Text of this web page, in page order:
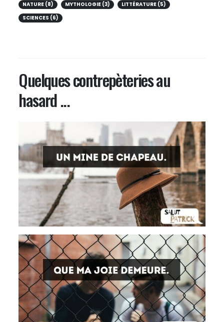
NATURE (8)
MYTHOLOGIE (3)
LITTÉRATURE (5)
SCIENCES (6)
Quelques contrepèteries au
hasard ...